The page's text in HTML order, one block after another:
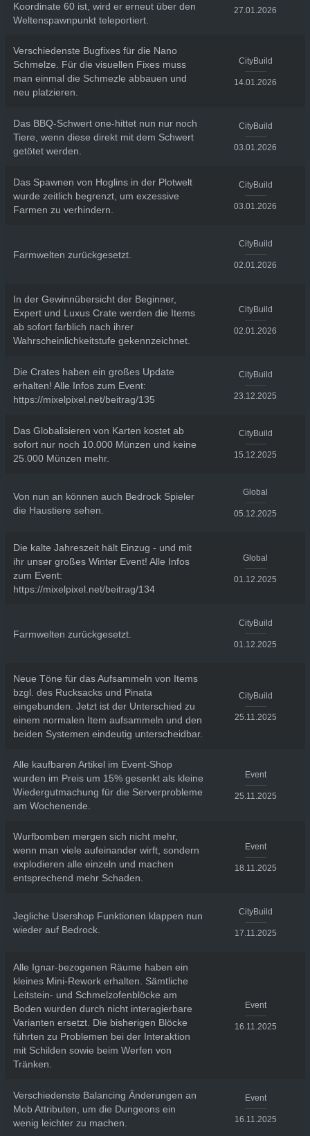
Koordinate 60 ist, wird er erneut über den
Weltenspawnpunkt teleportiert.
27.01.2026
Verschiedenste Bugfixes für die Nano
Schmelze. Für die visuellen Fixes muss
man einmal die Schmezle abbauen und
neu platzieren.
CityBuild
14.01.2026
Das BBQ-Schwert one-hittet nun nur noch
Tiere, wenn diese direkt mit dem Schwert
getötet werden.
CityBuild
03.01.2026
Das Spawnen von Hoglins in der Plotwelt
wurde zeitlich begrenzt, um exzessive
Farmen zu verhindern.
CityBuild
03.01.2026
Farmwelten zurückgesetzt.
CityBuild
02.01.2026
In der Gewinnübersicht der Beginner,
Expert und Luxus Crate werden die Items
ab sofort farblich nach ihrer
Wahrscheinlichkeitstufe gekennzeichnet.
CityBuild
02.01.2026
Die Crates haben ein großes Update
erhalten! Alle Infos zum Event:
https://mixelpixel.net/beitrag/135
CityBuild
23.12.2025
Das Globalisieren von Karten kostet ab
sofort nur noch 10.000 Münzen und keine
25.000 Münzen mehr.
CityBuild
15.12.2025
Von nun an können auch Bedrock Spieler
die Haustiere sehen.
Global
05.12.2025
Die kalte Jahreszeit hält Einzug - und mit
ihr unser großes Winter Event! Alle Infos
zum Event:
https://mixelpixel.net/beitrag/134
Global
01.12.2025
Farmwelten zurückgesetzt.
CityBuild
01.12.2025
Neue Töne für das Aufsammeln von Items
bzgl. des Rucksacks und Pinata
eingebunden. Jetzt ist der Unterschied zu
einem normalen Item aufsammeln und den
beiden Systemen eindeutig unterscheidbar.
CityBuild
25.11.2025
Alle kaufbaren Artikel im Event-Shop
wurden im Preis um 15% gesenkt als kleine
Wiedergutmachung für die Serverprobleme
am Wochenende.
Event
25.11.2025
Wurfbomben mergen sich nicht mehr,
wenn man viele aufeinander wirft, sondern
explodieren alle einzeln und machen
entsprechend mehr Schaden.
Event
18.11.2025
Jegliche Usershop Funktionen klappen nun
wieder auf Bedrock.
CityBuild
17.11.2025
Alle Ignar-bezogenen Räume haben ein
kleines Mini-Rework erhalten. Sämtliche
Leitstein- und Schmelzofenblöcke am
Boden wurden durch nicht interagierbare
Varianten ersetzt. Die bisherigen Blöcke
führten zu Problemen bei der Interaktion
mit Schilden sowie beim Werfen von
Tränken.
Event
16.11.2025
Verschiedenste Balancing Änderungen an
Mob Attributen, um die Dungeons ein
wenig leichter zu machen.
Event
16.11.2025